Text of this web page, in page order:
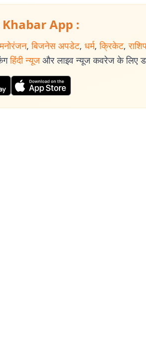
App :
मनोरंजन, बिजनेस अपडेट, धर्म, क्रिकेट,
हिंदी न्यूज और लाइव न्यूज कवरेज के लिए